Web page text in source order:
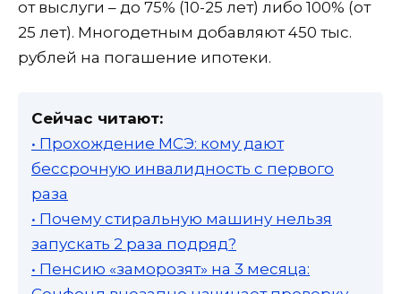
от выслуги – до 75% (10-25 лет) либо 100% (от
25 лет). Многодетным добавляют 450 тыс.
рублей на погашение ипотеки.
Сейчас читают:
• Прохождение МСЭ: кому дают
бессрочную инвалидность с первого
раза
• Почему стиральную машину нельзя
запускать 2 раза подряд?
• Пенсию «заморозят» на 3 месяца: